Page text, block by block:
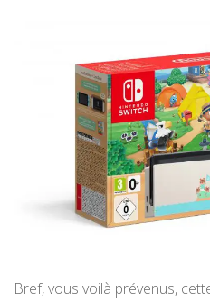
Bref, vous voilà prévenus,